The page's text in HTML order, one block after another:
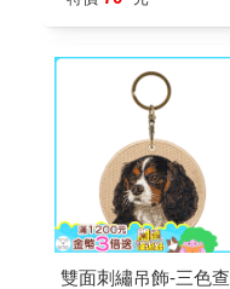
雙面刺繡吊飾-三色查